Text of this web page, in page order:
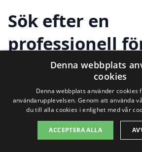
Sök efter en
professionell
hemstäd i
nära Malsta
Att hitta hjälp för hemstäd i
Denna webbplats
cookies
Denna webbplats använder
användarupplevelsen. Genom att använda
du till alla cookies i enlighet med vår
ACCEPTERA ALLA